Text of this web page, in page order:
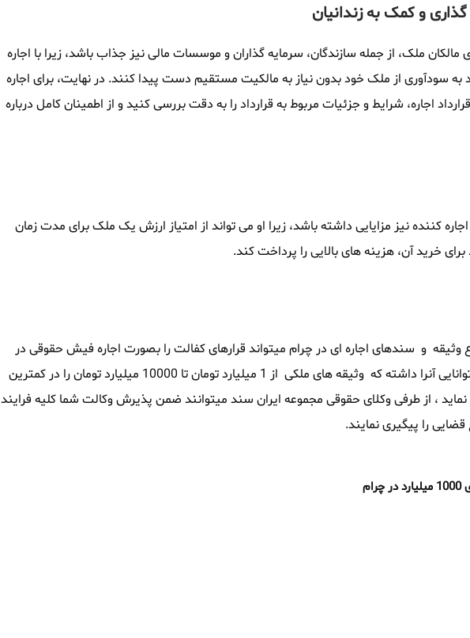
و کمک به زندانیان
مالکان ملک، از جمله سازندگان، سرمایه گذاران و موسسات مالی نیز جذاب باشد، زیرا با اجاره
به سودآوری از ملک خود بدون نیاز به مالکیت مستقیم دست پیدا کنند. در نهایت، برای اجاره
اجاره، شرایط و جزئیات مربوط به قرارداد را به دقت بررسی کنید و از اطمینان کامل درباره
کننده نیز مزایایی داشته باشد، زیرا او می تواند از امتیاز ارزش یک ملک برای مدت زمان
خرید آن، هزینه های بالایی را پرداخت کند.
و سندهای اجاره ای در چرام میتواند قرارهای کفالت را بصورت اجاره فیش حقوقی در
چرام تامین نماید ، این مجموعه همچنین توانایی آنرا داشته که وثیقه های ملکی از 1 میلیارد تومان تا 10000 میلیارد تومان را در کمترین
نماید ، از طرفی وکلای حقوقی مجموعه ایران سند میتوانند ضمن پذیرش وکالت شما کلیه فرایند
را پیگیری نمایند.